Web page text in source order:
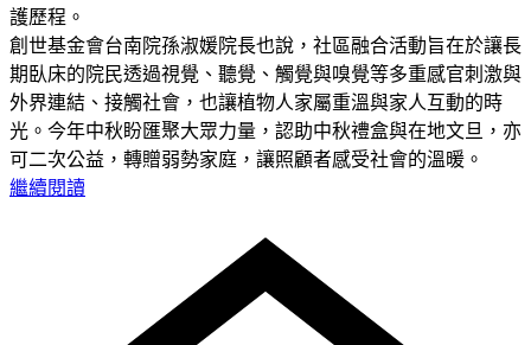
護歷程。
創世基金會台南院孫淑媛院長也說，社區融合活動旨在於讓長
期臥床的院民透過視覺、聽覺、觸覺與嗅覺等多重感官刺激與
外界連結、接觸社會，也讓植物人家屬重溫與家人互動的時
光。今年中秋盼匯聚大眾力量，認助中秋禮盒與在地文旦，亦
可二次公益，轉贈弱勢家庭，讓照顧者感受社會的溫暖。
繼續閱讀